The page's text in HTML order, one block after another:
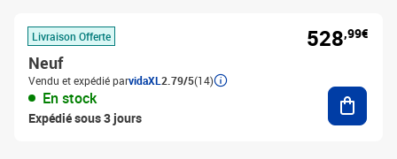
Livraison Offerte
Neuf
Vendu et expédié parvidaXL 2.79/5(14)
En stock
Expédié sous 3 jours
528,99€